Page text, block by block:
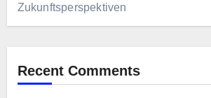
Zukunftsperspektiven
Recent Comments